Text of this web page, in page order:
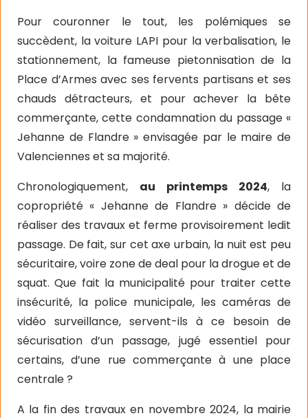
Pour couronner le tout, les polémiques se
succèdent, la voiture LAPI pour la verbalisation, le
stationnement, la fameuse pietonnisation de la
Place d’Armes avec ses fervents partisans et ses
chauds détracteurs, et pour achever la bête
commerçante, cette condamnation du passage «
Jehanne de Flandre » envisagée par le maire de
Valenciennes et sa majorité.
Chronologiquement, au printemps 2024, la
copropriété « Jehanne de Flandre » décide de
réaliser des travaux et ferme provisoirement ledit
passage. De fait, sur cet axe urbain, la nuit est peu
sécuritaire, voire zone de deal pour la drogue et de
squat. Que fait la municipalité pour traiter cette
insécurité, la police municipale, les caméras de
vidéo surveillance, servent-ils à ce besoin de
sécurisation d’un passage, jugé essentiel pour
certains, d’une rue commerçante à une place
centrale ?
A la fin des travaux en novembre 2024, la mairie